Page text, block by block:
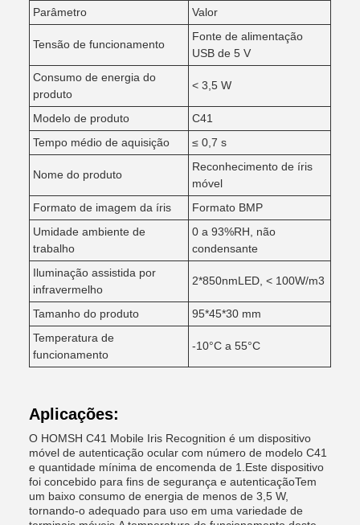
Parâmetro Valor
Tensão de funcionamento
Fonte de alimentação
USB de 5 V
Consumo de energia do
produto
< 3,5 W
Modelo de produto
C41
Tempo médio de aquisição
≤ 0,7 s
Nome do produto
Reconhecimento de íris
móvel
Formato de imagem da íris
Formato BMP
Umidade ambiente de
trabalho
0 a 93%RH, não
condensante
Iluminação assistida por
infravermelho
2*850nmLED, < 100W/m3
Tamanho do produto
95*45*30 mm
Temperatura de
funcionamento
-10°C a 55°C
Aplicações:
O HOMSH C41 Mobile Iris Recognition é um dispositivo
móvel de autenticação ocular com número de modelo C41
e quantidade mínima de encomenda de 1.Este dispositivo
foi concebido para fins de segurança e autenticaçãoTem
um baixo consumo de energia de menos de 3,5 W,
tornando-o adequado para uso em uma variedade de